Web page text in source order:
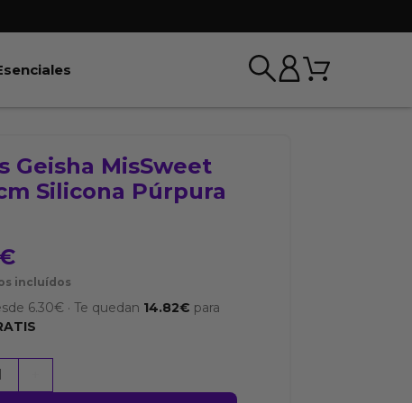
BDSM & Bondage Carrito
Geisha MisSweet
Silicona Púrpura
incluídos
6.30€ ·Te quedan 14.82€ para